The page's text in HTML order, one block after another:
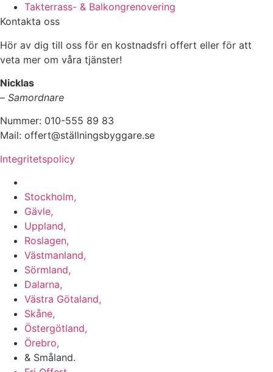
Takterrass- & Balkongrenovering
Kontakta oss
Hör av dig till oss för en kostnadsfri offert eller för att
veta mer om våra tjänster!
Nicklas
– Samordnare
Nummer: 010-555 89 83
Mail: offert@ställningsbyggare.se
Integritetspolicy
Stockholm,
Gävle,
Uppland,
Roslagen,
Västmanland,
Sörmland,
Dalarna,
Västra Götaland,
Skåne,
Östergötland,
Örebro,
& Småland.